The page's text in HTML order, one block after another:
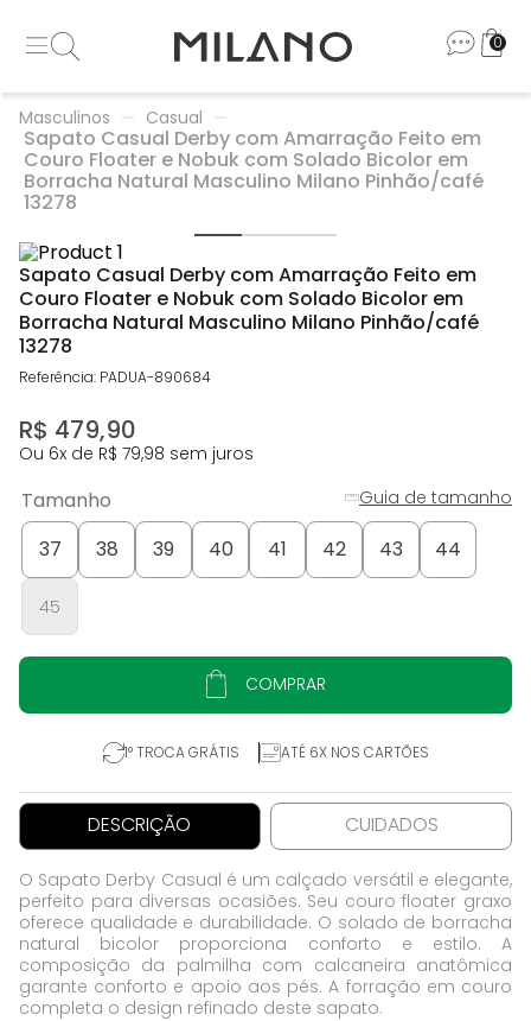
0
Masculinos Casual
Sapato Casual Derby com Amarração Feito em
Couro Floater e Nobuk com Solado Bicolor em
Borracha Natural Masculino Milano Pinhão/café
13278
Sapato Casual Derby com Amarração Feito em
Couro Floater e Nobuk com Solado Bicolor em
Borracha Natural Masculino Milano Pinhão/café
13278
Referência: PADUA-890684
R$ 479,90
Ou 6x de R$ 79,98 sem juros
Tamanho
37
38 39 40 41 42 43 44
45
Guia de tamanho
COMPRAR
1° TROCA GRÁTIS ATÉ 6X NOS CARTÕES
DESCRIÇÃO CUIDADOS
O Sapato Derby Casual é um calçado versátil e elegante,
perfeito para diversas ocasiões. Seu couro floater graxo
oferece qualidade e durabilidade. O solado de borracha
natural bicolor proporciona conforto e estilo. A
composição da palmilha com calcaneira anatômica
garante conforto e apoio aos pés. A forração em couro
completa o design refinado deste sapato.